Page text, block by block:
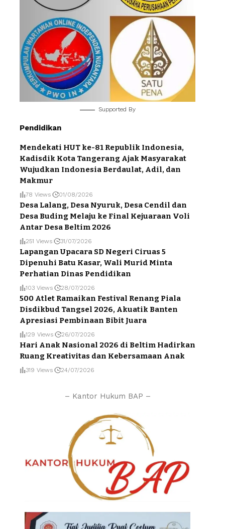
Supported By
Pendidikan
Mendekati HUT ke-81 Republik Indonesia,
Kadisdik Kota Tangerang Ajak Masyarakat
Wujudkan Indonesia Berdaulat, Adil, dan
Makmur
78 Views 01/08/2026
Desa Lalang, Desa Nyuruk, Desa Cendil dan
Desa Buding Melaju ke Final Kejuaraan Voli
Antar Desa Beltim 2026
251 Views 31/07/2026
Lapangan Upacara SD Negeri Ciruas 5
Dipenuhi Batu Kasar, Wali Murid Minta
Perhatian Dinas Pendidikan
103 Views 28/07/2026
500 Atlet Ramaikan Festival Renang Piala
Disdikbud Tangsel 2026, Akuatik Banten
Apresiasi Pembinaan Bibit Juara
129 Views 26/07/2026
Hari Anak Nasional 2026 di Beltim Hadirkan
Ruang Kreativitas dan Kebersamaan Anak
319 Views 24/07/2026
– Kantor Hukum BAP –